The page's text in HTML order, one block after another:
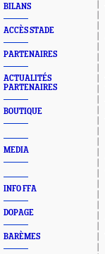
BILANS
ACCÈS STADE
PARTENAIRES
ACTUALITÉS
PARTENAIRES
BOUTIQUE
MEDIA
INFO FFA
DOPAGE
BARÈMES